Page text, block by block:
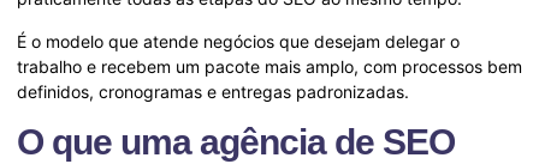
É o modelo que atende negócios que desejam delegar o
trabalho e recebem um pacote mais amplo, com processos bem
definidos, cronogramas e entregas padronizadas.
O que uma agência de SEO